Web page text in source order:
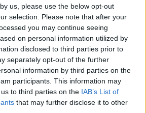
us, please use the below opt-out
selection. Please note that after your
you may continue seeing
on personal information utilized by
disclosed to third parties prior to
separately opt-out of the further
information by third parties on the
participants. This information may
to third parties on the IAB’s List of
that may further disclose it to other